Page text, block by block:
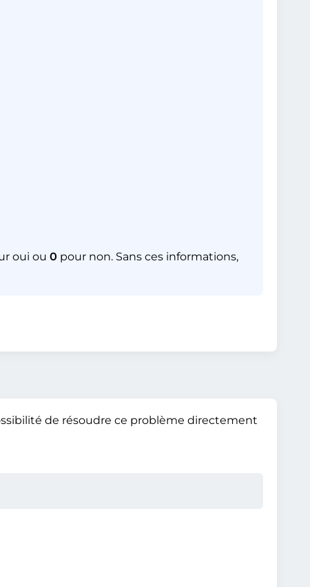
oui ou 0 pour non. Sans ces informations,
de résoudre ce problème directement